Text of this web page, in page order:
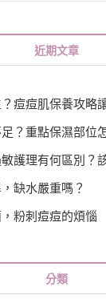
近期文章
痘痘肌保養攻略
？重點保濕部位
護理有何區別？
缺水嚴重嗎？
粉刺痘痘的煩惱
分類